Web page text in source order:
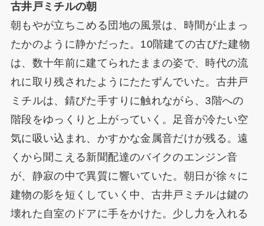
古井戸ミチルの朝
朝もやが立ちこめる団地の風景は、時間が止まっ
たかのように静かだった。10階建ての古びた建物
は、数十年前に建てられたままの姿で、時代の流
れに取り残されたようにたたずんでいた。古井戸
ミチルは、錆びた手すりに触れながら、3階への
階段をゆっくりと上がっていく。足音が冷たい空
気に吸い込まれ、かすかな金属音だけが残る。遠
くから聞こえる新聞配達のバイクのエンジン音
が、静寂の中で異質に響いていた。朝日が徐々に
建物の影を短くしていく中、古井戸ミチルは鍵の
壊れた自室のドアに手をかけた。少し力を入れる